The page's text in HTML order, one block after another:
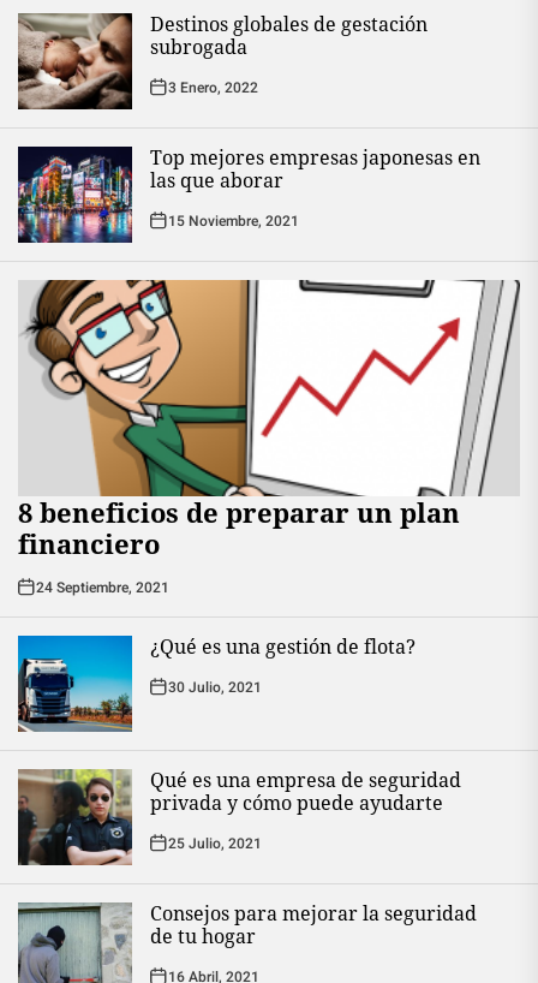
Destinos globales de gestación
subrogada
3 Enero, 2022
Top mejores empresas japonesas en
las que aborar
15 Noviembre, 2021
8 beneficios de preparar un plan
financiero
24 Septiembre, 2021
¿Qué es una gestión de flota?
30 Julio, 2021
Qué es una empresa de seguridad
privada y cómo puede ayudarte
25 Julio, 2021
Consejos para mejorar la seguridad
de tu hogar
16 Abril, 2021